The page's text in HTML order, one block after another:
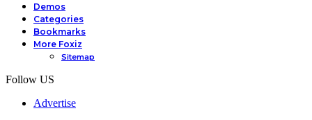
Demos
Categories
Bookmarks
More Foxiz
Sitemap
Follow US
Advertise